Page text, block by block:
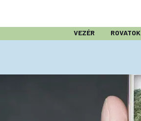
VEZÉR ROVATOK